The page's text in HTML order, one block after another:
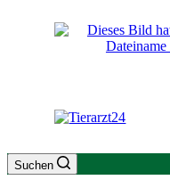
Suchen